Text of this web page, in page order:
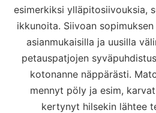
esimerkiksi ylläpitosiivouksia,
ikkunoita. Siivoan
asianmukaisilla ja uusilla
petauspatjojen
kotonanne näppärästi.
mennyt pöly ja esim,
kertynyt hilsekin lähtee